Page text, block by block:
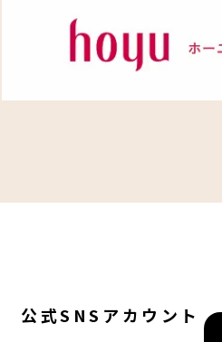
公式SNSアカウント